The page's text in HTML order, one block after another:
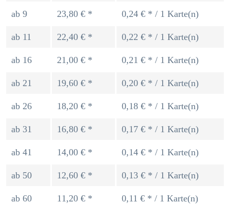
ab 9 23,80 € * 0,24 € * / 1 Karte(n)
ab 11 22,40 € * 0,22 € * / 1 Karte(n)
ab 16 21,00 € * 0,21 € * / 1 Karte(n)
ab 21 19,60 € * 0,20 € * / 1 Karte(n)
ab 26 18,20 € * 0,18 € * / 1 Karte(n)
ab 31 16,80 € * 0,17 € * / 1 Karte(n)
ab 41 14,00 € * 0,14 € * / 1 Karte(n)
ab 50 12,60 € * 0,13 € * / 1 Karte(n)
ab 60 11,20 € * 0,11 € * / 1 Karte(n)